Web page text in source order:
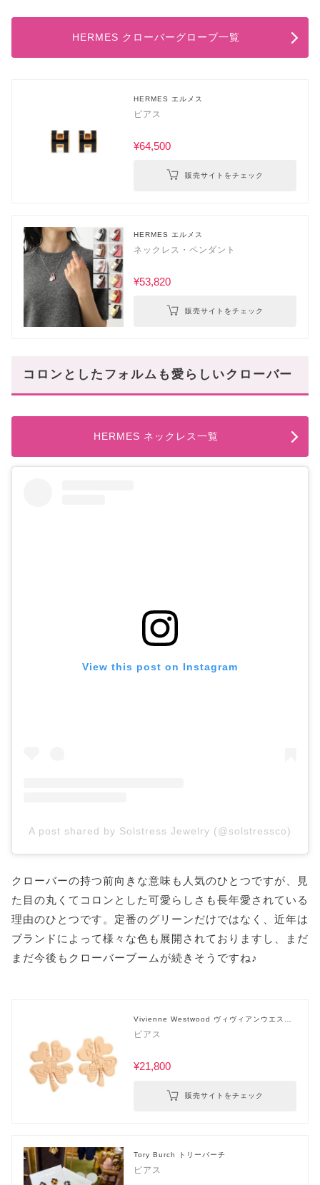
HERMES クローバーグローブ一覧
HERMES エルメス
ピアス
¥64,500
販売サイトをチェック
HERMES エルメス
ネックレス・ペンダント
¥53,820
販売サイトをチェック
コロンとしたフォルムも愛らしいクローバー
HERMES ネックレス一覧
View this post on Instagram
A post shared by Solstress Jewelry (@solstressco)
クローバーの持つ前向きな意味も人気のひとつですが、見
た目の丸くてコロンとした可愛らしさも長年愛されている
理由のひとつです。定番のグリーンだけではなく、近年は
ブランドによって様々な色も展開されておりますし、まだ
まだ今後もクローバーブームが続きそうですね♪
Vivienne Westwood ヴィヴィアンウエスト
ウッド
ピアス
¥21,800
販売サイトをチェック
Tory Burch トリーバーチ
ピアス